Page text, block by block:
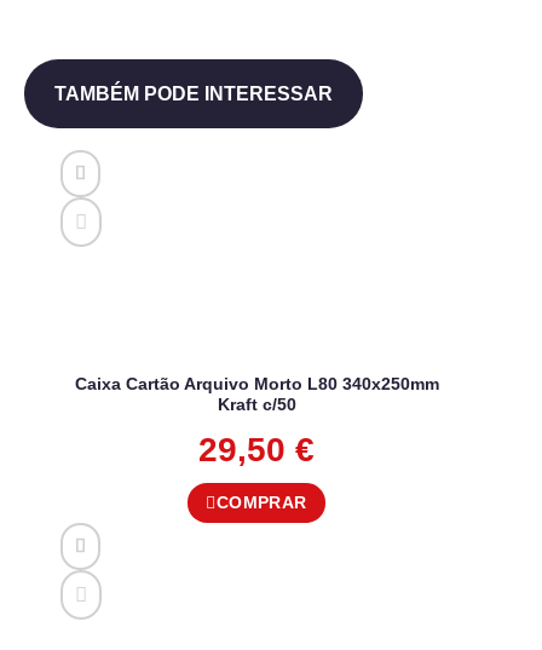
TAMBÉM PODE INTERESSAR
Caixa Cartão Arquivo Morto L80 340x250mm
Kraft c/50
29,50 €
COMPRAR